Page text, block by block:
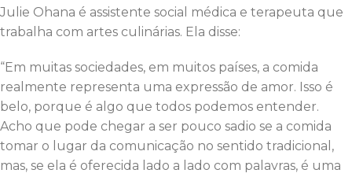
Julie Ohana é assistente social médica e terapeuta que
trabalha com artes culinárias. Ela disse:
“Em muitas sociedades, em muitos países, a comida
realmente representa uma expressão de amor. Isso é
belo, porque é algo que todos podemos entender.
Acho que pode chegar a ser pouco sadio se a comida
tomar o lugar da comunicação no sentido tradicional,
mas, se ela é oferecida lado a lado com palavras, é uma